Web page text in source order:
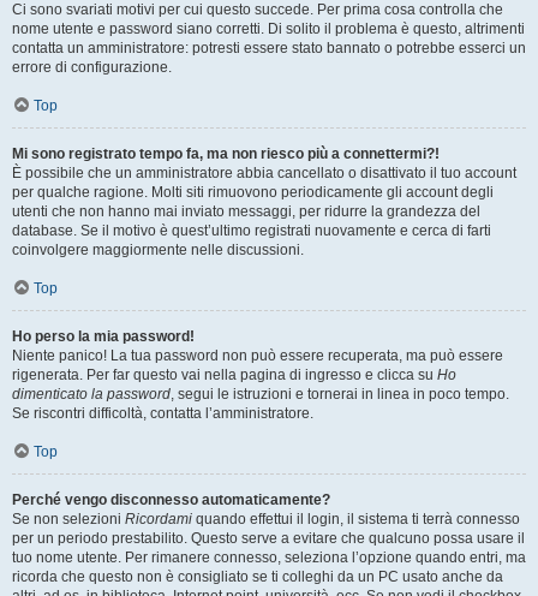
Ci sono svariati motivi per cui questo succede. Per prima cosa controlla che
nome utente e password siano corretti. Di solito il problema è questo, altrimenti
contatta un amministratore: potresti essere stato bannato o potrebbe esserci un
errore di configurazione.
Top
Mi sono registrato tempo fa, ma non riesco più a connettermi?!
È possibile che un amministratore abbia cancellato o disattivato il tuo account
per qualche ragione. Molti siti rimuovono periodicamente gli account degli
utenti che non hanno mai inviato messaggi, per ridurre la grandezza del
database. Se il motivo è quest’ultimo registrati nuovamente e cerca di farti
coinvolgere maggiormente nelle discussioni.
Top
Ho perso la mia password!
Niente panico! La tua password non può essere recuperata, ma può essere
rigenerata. Per far questo vai nella pagina di ingresso e clicca su Ho
dimenticato la password, segui le istruzioni e tornerai in linea in poco tempo.
Se riscontri difficoltà, contatta l’amministratore.
Top
Perché vengo disconnesso automaticamente?
Se non selezioni Ricordami quando effettui il login, il sistema ti terrà connesso
per un periodo prestabilito. Questo serve a evitare che qualcuno possa usare il
tuo nome utente. Per rimanere connesso, seleziona l’opzione quando entri, ma
ricorda che questo non è consigliato se ti colleghi da un PC usato anche da